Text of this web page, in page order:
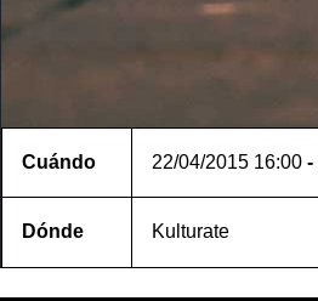
Cuándo 22/04/2015 16:00 -
Dónde Kulturate